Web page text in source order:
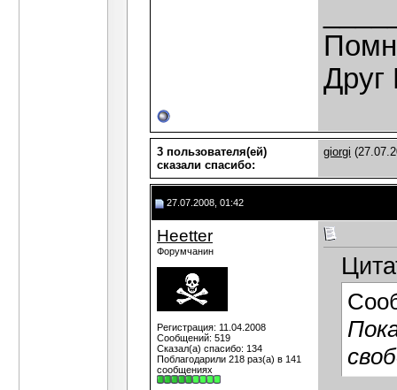
Друг
3 пользователя(ей)
сказали cпасибо:
giorgi
27.07.2008, 01:42
Heetter
Форумчанин
Регистрация: 11.04.2008
Сообщений: 519
Сказал(а) спасибо: 134
Поблагодарили 218 раз(а) в 141
сообщениях